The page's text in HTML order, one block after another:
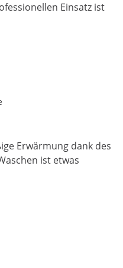
Einsatz ist
Erwärmung dank des
ist etwas